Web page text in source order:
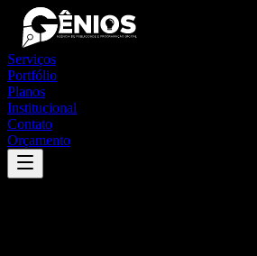
Serviços
Portfólio
Planos
Institucional
Contato
Orçamento